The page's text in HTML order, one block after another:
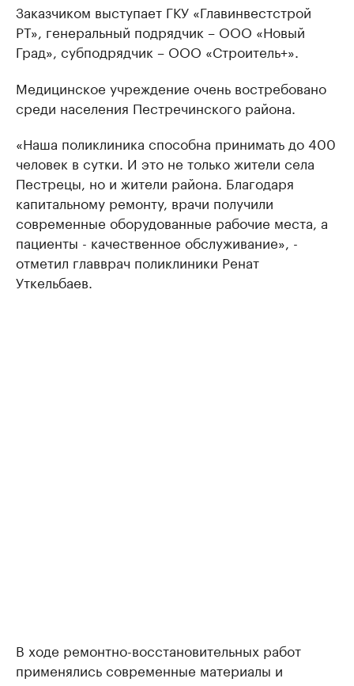
Заказчиком выступает ГКУ «Главинвестстрой
РТ», генеральный подрядчик – ООО «Новый
Град», субподрядчик – ООО «Строитель+».
Медицинское учреждение очень востребовано
среди населения Пестречинского района.
«Наша поликлиника способна принимать до 400
человек в сутки. И это не только жители села
Пестрецы, но и жители района. Благодаря
капитальному ремонту, врачи получили
современные оборудованные рабочие места, а
пациенты - качественное обслуживание», -
отметил главврач поликлиники Ренат
Уткельбаев.
В ходе ремонтно-восстановительных работ
применялись современные материалы и